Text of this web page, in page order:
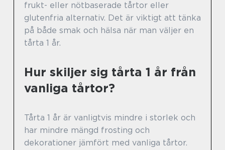
frukt- eller nötbaserade tårtor eller
glutenfria alternativ. Det är viktigt att tänka
på både smak och hälsa när man väljer en
tårta 1 år.
Hur skiljer sig tårta 1 år från
vanliga tårtor?
Tårta 1 år är vanligtvis mindre i storlek och
har mindre mängd frosting och
dekorationer jämfört med vanliga tårtor.